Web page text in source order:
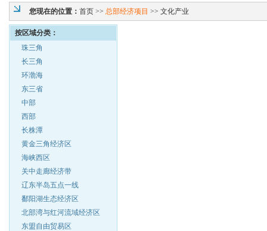
您现在的位置： 首页 >> 总部经济项目 >> 文化产业
按区域分类：
珠三角
长三角
环渤海
东三省
中部
西部
长株潭
黄金三角经济区
海峡西区
关中走廊经济带
辽东半岛五点一线
鄱阳湖生态经济区
北部湾与红河流域经济区
东盟自由贸易区